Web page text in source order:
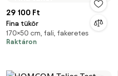
29 100 Ft
Fina tükör
170×50 cm, fali, fakeretes
Raktáron